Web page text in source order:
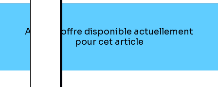
Aucune offre disponible actuellement
pour cet article